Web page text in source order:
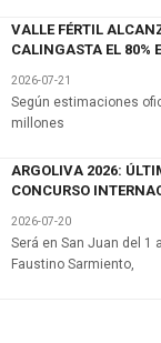
VALLE FÉRTIL
CALINGASTA EL 80%
2026-07-21
Según estimaciones
millones
ARGOLIVA 2026:
CONCURSO
2026-07-20
Será en San Juan del 1
Faustino Sarmiento,